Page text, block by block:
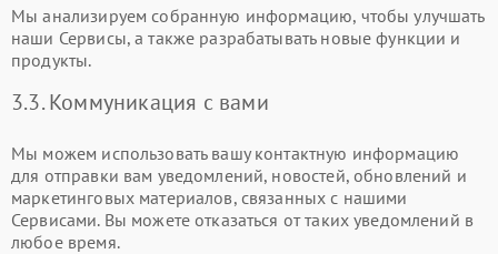
Мы анализируем собранную информацию, чтобы улучшать
наши Сервисы, а также разрабатывать новые функции и
продукты.
3.3. Коммуникация с вами
Мы можем использовать вашу контактную информацию
для отправки вам уведомлений, новостей, обновлений и
маркетинговых материалов, связанных с нашими
Сервисами. Вы можете отказаться от таких уведомлений в
любое время.